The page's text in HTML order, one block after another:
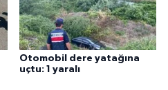
Otomobil dere yatağına
uçtu: 1 yaralı